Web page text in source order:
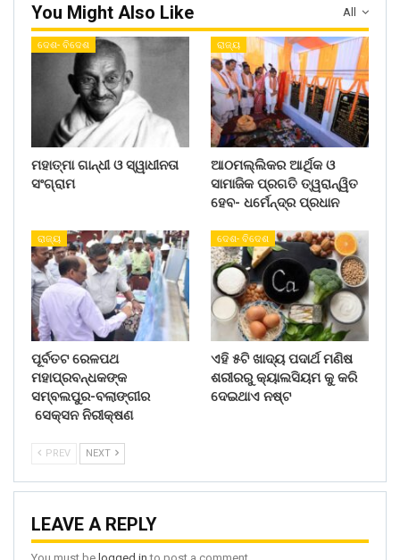
All
You Might Also Like
ଦେଶ- ବିଦେଶ
ମହାତ୍ମା ଗାନ୍ଧୀ ଓ ସ୍ୱାଧୀନତା
ସଂଗ୍ରାମ
ରାଜ୍ୟ
ଆଠମଲ୍ଲିକର ଆର୍ଥିକ ଓ
ସାମାଜିକ ପ୍ରଗତି ତ୍ୱରାନ୍ୱିତ
ହେବ- ଧର୍ମେନ୍ଦ୍ର ପ୍ରଧାନ
ରାଜ୍ୟ
ପୂର୍ବତଟ ରେଳପଥ
ମହାପ୍ରବନ୍ଧକଙ୍କ
ସମ୍ବଲପୁର-ବଲାଙ୍ଗୀର
ସେକ୍ସନ ନିରୀକ୍ଷଣ
ଦେଶ- ବିଦେଶ
ଏହି ୫ଟି ଖାଦ୍ୟ ପଦାର୍ଥ ମଣିଷ
ଶରୀରରୁ କ୍ୟାଲସିୟମ କୁ କରି
ଦେଇଥାଏ ନଷ୍ଟ
PREV NEXT
LEAVE A REPLY